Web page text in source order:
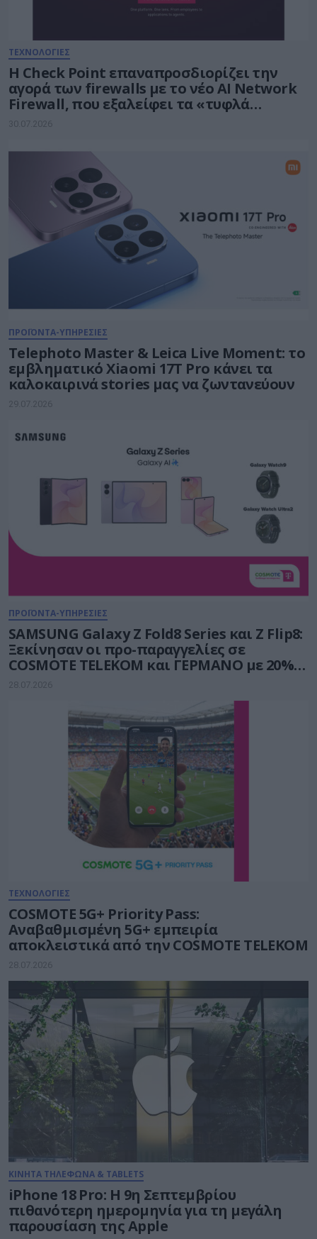
ΤΕΧΝΟΛΟΓΙΕΣ
Η Check Point επαναπροσδιορίζει την
αγορά των firewalls με το νέο AI Network
Firewall, που εξαλείφει τα «τυφλά
σημεία» της Τεχνητής Νοημοσύνης σε
30.07.2026
ΠΡΟΪΟΝΤΑ-ΥΠΗΡΕΣΙΕΣ
Telephoto Master & Leica Live Moment: το
εμβληματικό Xiaomi 17Τ Pro κάνει τα
καλοκαιρινά stories μας να ζωντανεύουν
29.07.2026
ΠΡΟΪΟΝΤΑ-ΥΠΗΡΕΣΙΕΣ
SAMSUNG Galaxy Z Fold8 Series και Ζ Flip8:
Ξεκίνησαν οι προ-παραγγελίες σε
COSMOTE TELEKOM και ΓΕΡΜΑΝΟ με 20%
payzy cashback
28.07.2026
ΤΕΧΝΟΛΟΓΙΕΣ
COSMOTE 5G+ Priority Pass:
Αναβαθμισμένη 5G+ εμπειρία
αποκλειστικά από την COSMOTE TELEKOM
28.07.2026
ΚΙΝΗΤΑ ΤΗΛΕΦΩΝΑ & TABLETS
iPhone 18 Pro: H 9η Σεπτεμβρίου
πιθανότερη ημερομηνία για τη μεγάλη
παρουσίαση της Apple